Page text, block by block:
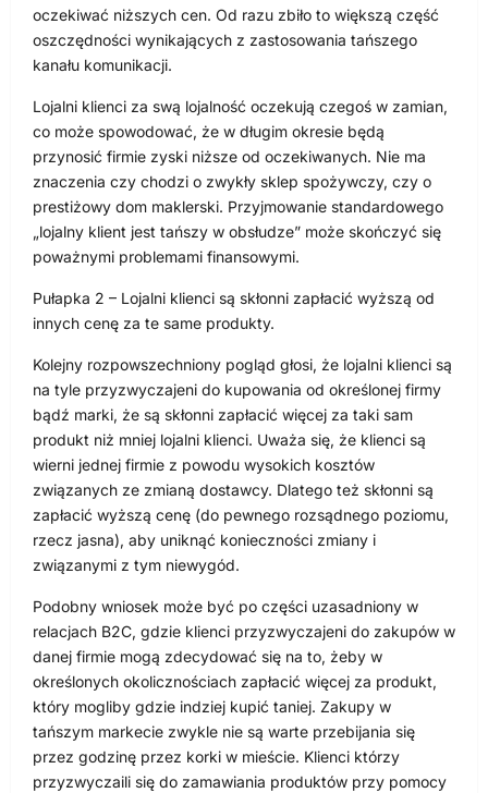
oczekiwać niższych cen. Od razu zbiło to większą część
oszczędności wynikających z zastosowania tańszego
kanału komunikacji.
Lojalni klienci za swą lojalność oczekują czegoś w zamian,
co może spowodować, że w długim okresie będą
przynosić firmie zyski niższe od oczekiwanych. Nie ma
znaczenia czy chodzi o zwykły sklep spożywczy, czy o
prestiżowy dom maklerski. Przyjmowanie standardowego
„lojalny klient jest tańszy w obsłudze” może skończyć się
poważnymi problemami finansowymi.
Pułapka 2 – Lojalni klienci są skłonni zapłacić wyższą od
innych cenę za te same produkty.
Kolejny rozpowszechniony pogląd głosi, że lojalni klienci są
na tyle przyzwyczajeni do kupowania od określonej firmy
bądź marki, że są skłonni zapłacić więcej za taki sam
produkt niż mniej lojalni klienci. Uważa się, że klienci są
wierni jednej firmie z powodu wysokich kosztów
związanych ze zmianą dostawcy. Dlatego też skłonni są
zapłacić wyższą cenę (do pewnego rozsądnego poziomu,
rzecz jasna), aby uniknąć konieczności zmiany i
związanymi z tym niewygód.
Podobny wniosek może być po części uzasadniony w
relacjach B2C, gdzie klienci przyzwyczajeni do zakupów w
danej firmie mogą zdecydować się na to, żeby w
określonych okolicznościach zapłacić więcej za produkt,
który mogliby gdzie indziej kupić taniej. Zakupy w
tańszym markecie zwykle nie są warte przebijania się
przez godzinę przez korki w mieście. Klienci którzy
przyzwyczaili się do zamawiania produktów przy pomocy